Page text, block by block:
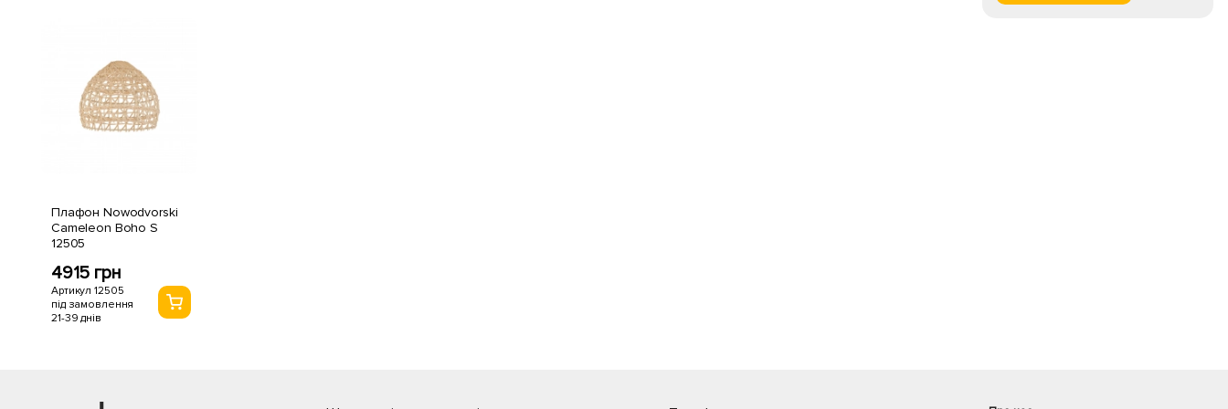
Плафон Nowodvorski
Cameleon Boho S
12505
4915 грн
Артикул 12505
під замовлення
21-39 днів